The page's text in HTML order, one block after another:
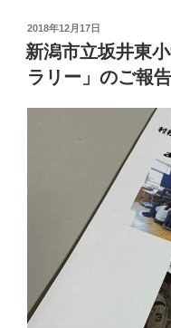
ail
y
Li
n
k
投
稿
日:
2018年12月17日
新潟市立坂井東
ラリー」のご報告